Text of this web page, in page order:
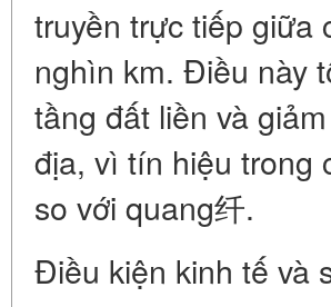
truyền trực tiếp giữa
nghìn km. Điều này
tầng đất liền và
địa, vì tín hiệu trong
so với quang纤.
Điều kiện kinh tế và